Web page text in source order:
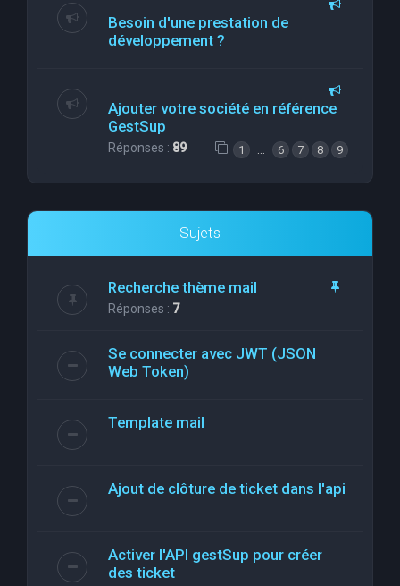
Besoin d'une prestation de
développement ?
Ajouter votre société en référence
GestSup
Réponses : 89 1 6 7 8 9
Sujets
Recherche thème mail
Réponses : 7
Se connecter avec JWT (JSON
Web Token)
Template mail
Ajout de clôture de ticket dans l'api
Activer l'API gestSup pour créer
des ticket